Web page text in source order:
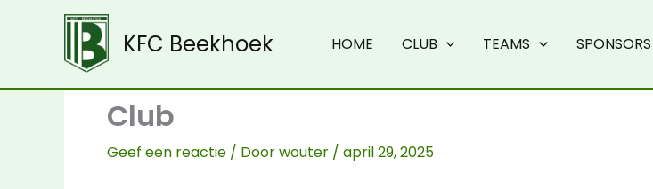
inhoud
KFC Beekhoek HOME CLUB TEAMS SPONSORS
Club
Geef een reactie / Doorwouter / april 29, 2025